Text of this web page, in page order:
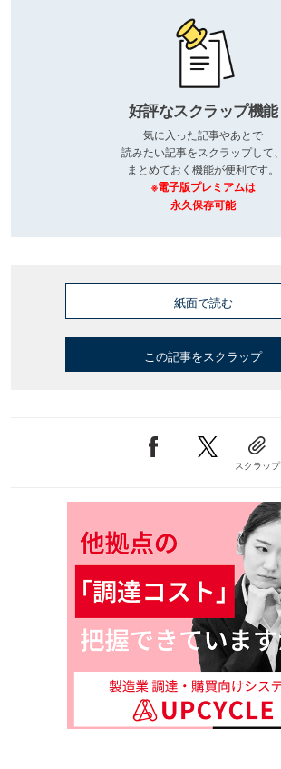
好評なスクラップ機能
気に入った記事やあとで
読みたい記事をスクラップして、
まとめておく機能が便利です。
※電子版プレミアムは
永久保存可能
紙面で読む
この記事をスクラップ
スクラップ